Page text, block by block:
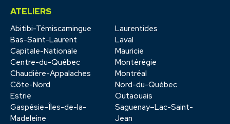
ATELIERS
Abitibi-Témiscamingue
Bas-Saint-Laurent
Capitale-Nationale
Centre-du-Québec
Chaudière-Appalaches
Côte-Nord
Estrie
Gaspésie–Îles-de-la-
Madeleine
Laurentides
Laval
Mauricie
Montérégie
Montréal
Nord-du-Québec
Outaouais
Saguenay–Lac-Saint-
Jean